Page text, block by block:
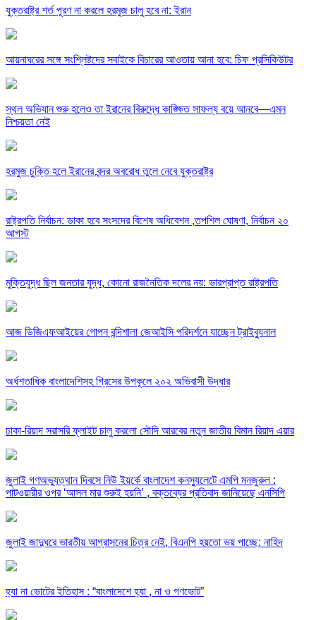
যুক্তরাষ্ট্র শর্ত পূরণ না করলে হরমুজ চালু হবে না: ইরান
আয়নাঘরের সঙ্গে সংশ্লিষ্টদের সবাইকে বিচারের আওতায় আনা হবে: চিফ প্রসিকিউটর
স্থল অভিযান শুরু হলেও তা ইরানের বিরুদ্ধে কাঙ্ক্ষিত সাফল্য বয়ে আনবে—এমন
নিশ্চয়তা নেই
হরমুজ চুক্তি হলে ইরানের বন্দর অবরোধ তুলে নেবে যুক্তরাষ্ট্র
রাষ্ট্রপতি নির্বাচন: ডাকা হবে সংসদের বিশেষ অধিবেশন ,তপশিল ঘোষণা, নির্বাচন ২০
আগস্ট
মুক্তিযুদ্ধ ছিল জনতার যুদ্ধ, কোনো রাজনৈতিক দলের নয়: ভারপ্রাপ্ত রাষ্ট্রপতি
আজ ডিজিএফআইয়ের গোপন বন্দিশালা জেআইসি পরিদর্শনে যাচ্ছেন ট্রাইব্যুনাল
অর্ধশতাধিক বাংলাদেশিসহ গ্রিসের উপকূলে ২০২ অভিবাসী উদ্ধার
ঢাকা-রিয়াদ সরাসরি ফ্লাইট চালু করলো সৌদি আরবের নতুন জাতীয় বিমান রিয়াদ এয়ার
জুলাই গণঅভ্যুত্থান দিবসে নিউ ইয়র্কে বাংলাদেশ কনস্যুলেটে এমপি মনজুরুল :
পাটওয়ারীর ওপর ‘আসল মার শুরুই হয়নি’ , বক্তব্যের প্রতিবাদ জানিয়েছে এনসিপি
জুলাই জাদুঘরে ভারতীয় আগ্রাসনের চিত্র নেই, বিএনপি হয়তো ভয় পাচ্ছে: নাহিদ
হ্যা না ভোটের ইতিহাস : “বাংলাদেশে হ্যা , না ও গণভোট”